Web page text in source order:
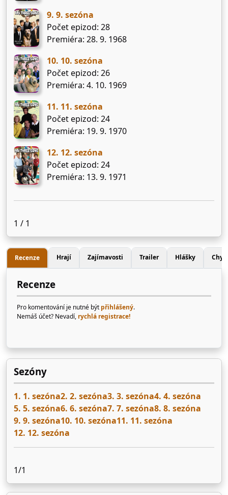
9. 9. sezóna
Počet epizod: 28
Premiéra: 28. 9. 1968
10. 10. sezóna
Počet epizod: 26
Premiéra: 4. 10. 1969
11. 11. sezóna
Počet epizod: 24
Premiéra: 19. 9. 1970
12. 12. sezóna
Počet epizod: 24
Premiéra: 13. 9. 1971
1 / 1
Recenze Hrají Zajímavosti Trailer Hlášky
Recenze
Pro komentování je nutné být přihlášený.
Nemáš účet? Nevadí, rychlá registrace!
Sezóny
1. 1. sezóna2. 2. sezóna3. 3. sezóna4. 4. sezóna
5. 5. sezóna6. 6. sezóna7. 7. sezóna8. 8. sezóna
9. 9. sezóna10. 10. sezóna11. 11. sezóna
12. 12. sezóna
1/1